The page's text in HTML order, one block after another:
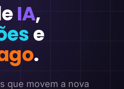
IA,
e
.
que movem a nova